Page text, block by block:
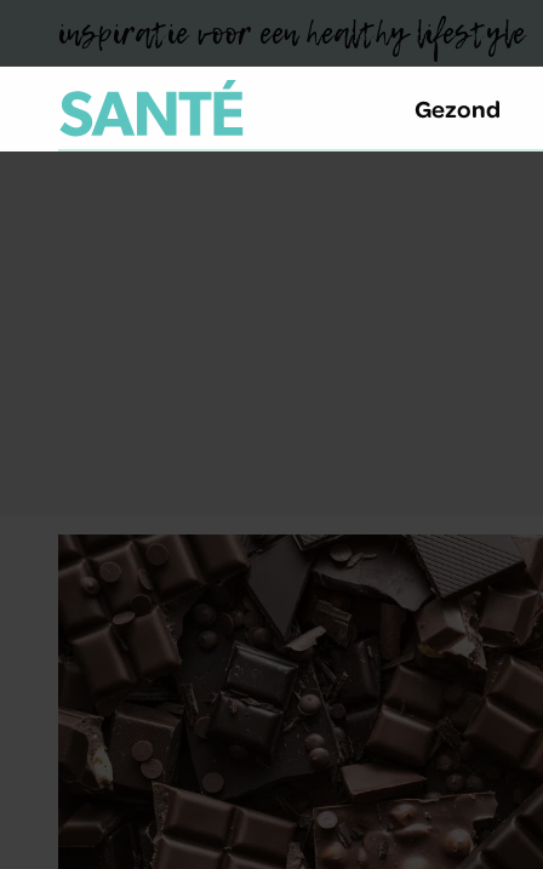
inspiratie voor een healthy lifestyle
Gezond